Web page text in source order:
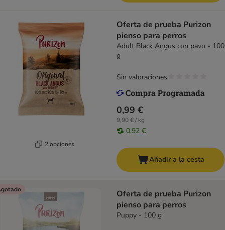
2 opciones
Oferta de prueba Purizon
pienso para perros
Adult Black Angus con pavo - 100
g
0,99 €
9,90 € / kg
0,92 €
Sin valoraciones
Añadir a la cesta
Oferta de prueba Purizon
pienso para perros
Puppy - 100 g